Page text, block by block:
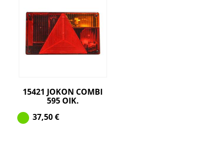
15421 JOKON COMBI
595 OIK.
37,50€